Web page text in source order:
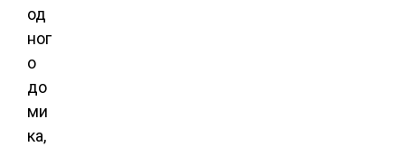
од
ног
о
до
ми
ка,